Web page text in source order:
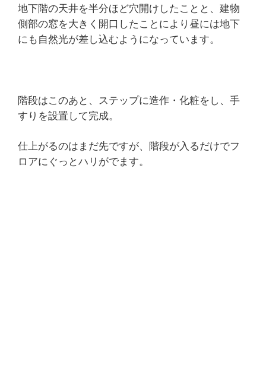
地下階の天井を半分ほど穴開けしたことと、建物
側部の窓を大きく開口したことにより昼には地下
にも自然光が差し込むようになっています。
階段はこのあと、ステップに造作・化粧をし、手
すりを設置して完成。
仕上がるのはまだ先ですが、階段が入るだけでフ
ロアにぐっとハリがでます。